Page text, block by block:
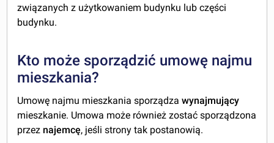
związanych z użytkowaniem budynku lub części
budynku.
Kto może sporządzić umowę najmu
mieszkania?
Umowę najmu mieszkania sporządzawynajmujący
mieszkanie. Umowa może również zostać sporządzona
przez najemcę, jeśli strony tak postanowią.